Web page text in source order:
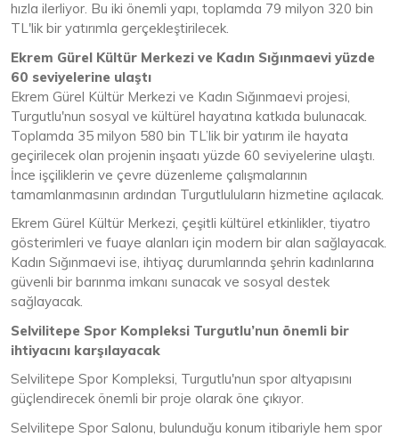
hızla ilerliyor. Bu iki önemli yapı, toplamda 79 milyon 320 bin
TL'lik bir yatırımla gerçekleştirilecek.
Ekrem Gürel Kültür Merkezi ve Kadın Sığınmaevi yüzde
60 seviyelerine ulaştı
Ekrem Gürel Kültür Merkezi ve Kadın Sığınmaevi projesi,
Turgutlu'nun sosyal ve kültürel hayatına katkıda bulunacak.
Toplamda 35 milyon 580 bin TL’lik bir yatırım ile hayata
geçirilecek olan projenin inşaatı yüzde 60 seviyelerine ulaştı.
İnce işçiliklerin ve çevre düzenleme çalışmalarının
tamamlanmasının ardından Turgutluluların hizmetine açılacak.
Ekrem Gürel Kültür Merkezi, çeşitli kültürel etkinlikler, tiyatro
gösterimleri ve fuaye alanları için modern bir alan sağlayacak.
Kadın Sığınmaevi ise, ihtiyaç durumlarında şehrin kadınlarına
güvenli bir barınma imkanı sunacak ve sosyal destek
sağlayacak.
Selvilitepe Spor Kompleksi Turgutlu’nun önemli bir
ihtiyacını karşılayacak
Selvilitepe Spor Kompleksi, Turgutlu'nun spor altyapısını
güçlendirecek önemli bir proje olarak öne çıkıyor.
Selvilitepe Spor Salonu, bulunduğu konum itibariyle hem spor